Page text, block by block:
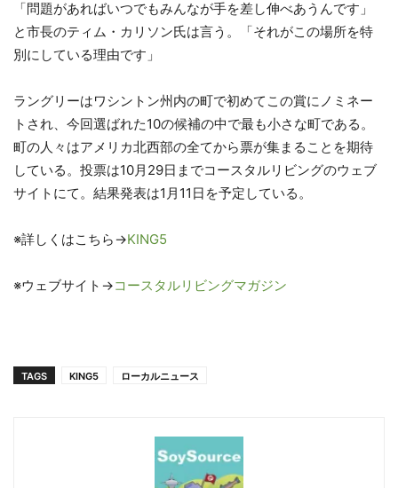
「問題があればいつでもみんなが手を差し伸べあうんです」
と市長のティム・カリソン氏は言う。「それがこの場所を特
別にしている理由です」
ラングリーはワシントン州内の町で初めてこの賞にノミネー
トされ、今回選ばれた10の候補の中で最も小さな町である。
町の人々はアメリカ北西部の全てから票が集まることを期待
している。投票は10月29日までコースタルリビングのウェブ
サイトにて。結果発表は1月11日を予定している。
※詳しくはこちら→KING5
※ウェブサイト→コースタルリビングマガジン
TAGS KING5 ローカルニュース